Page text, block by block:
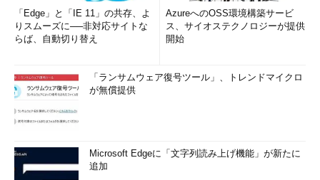
「Edge」と「IE 11」の共存、よ
りスムーズに──非対応サイトな
らば、自動切り替え
AzureへのOSS環境構築サービ
ス、サイオステクノロジーが提供
開始
「ランサムウェア復号ツール」、トレンドマイクロ
が無償提供
Microsoft Edgeに「文字列読み上げ機能」が新たに
追加